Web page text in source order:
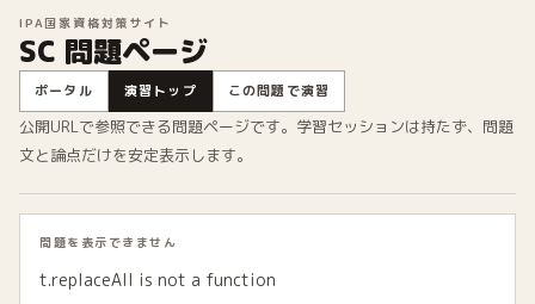
IPA国家資格対策サイト
SC 問題ページ
ポータル 演習トップ この問題で演習
公開URLで参照できる問題ページです。学習セッションは持たず、問題
文と論点だけを安定表示します。
問題を表示できません
t.replaceAll is not a function